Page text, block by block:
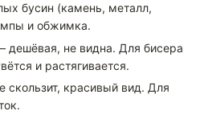
бусин (камень, металл,
и обжимка.
дешёвая, не видна. Для бисера
и растягивается.
скользит, красивый вид. Для